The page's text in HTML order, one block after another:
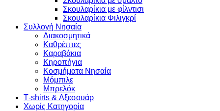
Σκουλαρίκια με φίλντισι
Σκουλαρίκια Φιλιγκρί
Συλλογή Νησαία
Διακοσμητικά
Καθρέπτες
Καραβάκια
Κηροπήγια
Κοσμήματα Νησαία
Μόμπιλε
Μπρελόκ
Τ-shirts & Αξεσουάρ
Χωρίς Κατηγορία